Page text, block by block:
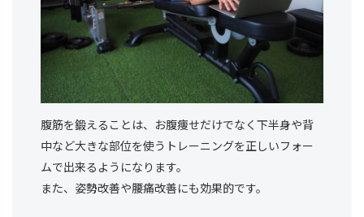
腹筋を鍛えることは、お腹痩せだけでなく下半身や背
中など大きな部位を使うトレーニングを正しいフォー
ムで出来るようになります。
また、姿勢改善や腰痛改善にも効果的です。